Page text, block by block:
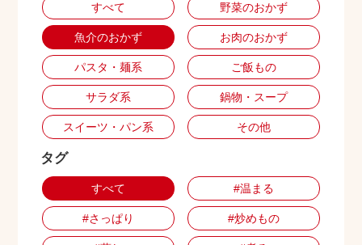
すべて 野菜のおかず
魚介のおかず お肉のおかず
パスタ・麺系 ご飯もの
サラダ系 鍋物・スープ
スイーツ・パン系 その他
タグ
すべて #温まる
#さっぱり #炒めもの